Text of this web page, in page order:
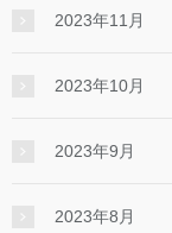
2023年11月
2023年10月
2023年9月
2023年8月